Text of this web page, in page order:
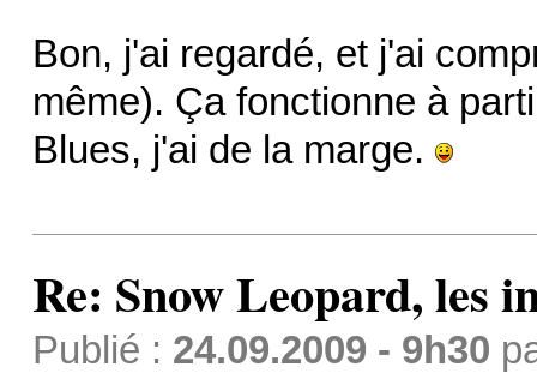
Bon, j'ai regardé, et j'ai
même). Ça fonctionne à
Blues, j'ai de la marge.
Re: Snow Leopard, les
Publié : 24.09.2009 - 9h30